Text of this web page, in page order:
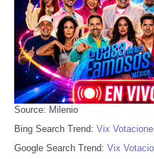
Source: Milenio
Bing Search Trend: Vix
Google Search Trend: Vix